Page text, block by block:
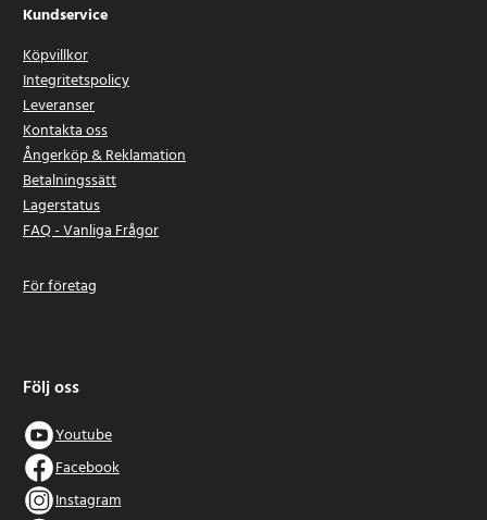
Kundservice
Köpvillkor
Integritetspolicy
Leveranser
Kontakta oss
Ångerköp & Reklamation
Betalningssätt
Lagerstatus
FAQ - Vanliga Frågor
För företag
Följ oss
Youtube
Facebook
Instagram